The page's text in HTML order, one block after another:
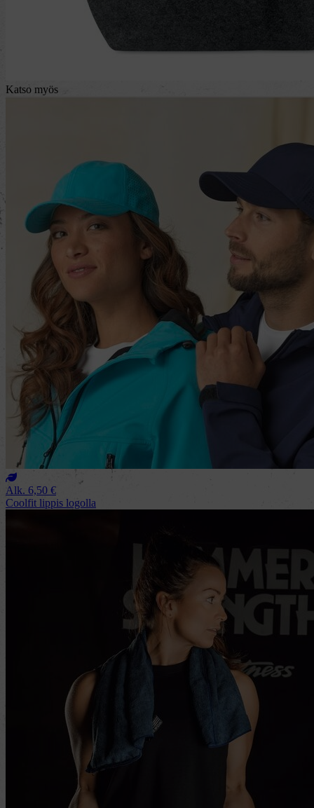
Katso myös
Alk. 6,50 €
Coolfit lippis logolla